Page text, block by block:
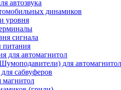
автозвука
динамиков
уровня
сигнала
питания
для автомагнитол
для автомагнитол
сабвуферов